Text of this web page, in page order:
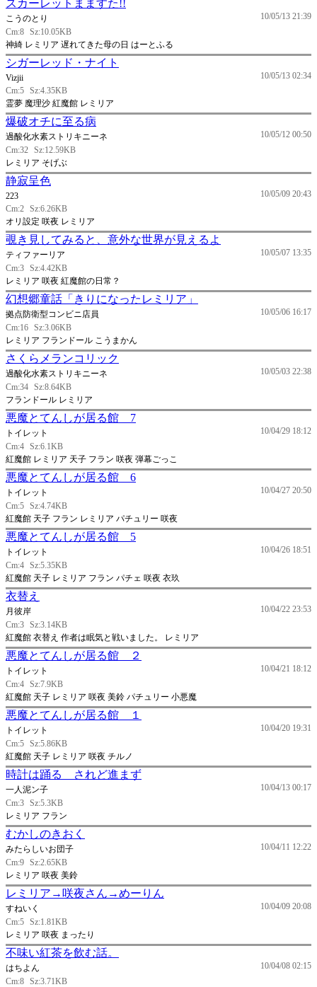
スカーレットまますた!!
10/05/13 21:39
こうのとり
Cm:8 Sz:10.05KB
神綺 レミリア 遅れてきた母の日 はーとふる
シガーレッド・ナイト
10/05/13 02:34
Vizjii
Cm:5 Sz:4.35KB
霊夢 魔理沙 紅魔館 レミリア
爆破オチに至る病
10/05/12 00:50
過酸化水素ストリキニーネ
Cm:32 Sz:12.59KB
レミリア そげぶ
静寂呈色
10/05/09 20:43
223
Cm:2 Sz:6.26KB
オリ設定 咲夜 レミリア
覗き見してみると、意外な世界が見えるよ
10/05/07 13:35
ティファーリア
Cm:3 Sz:4.42KB
レミリア 咲夜 紅魔館の日常？
幻想郷童話「きりになったレミリア」
10/05/06 16:17
拠点防衛型コンビニ店員
Cm:16 Sz:3.06KB
レミリア フランドール こうまかん
さくらメランコリック
10/05/03 22:38
過酸化水素ストリキニーネ
Cm:34 Sz:8.64KB
フランドール レミリア
悪魔とてんしが居る館 7
10/04/29 18:12
トイレット
Cm:4 Sz:6.1KB
紅魔館 レミリア 天子 フラン 咲夜 弾幕ごっこ
悪魔とてんしが居る館 6
10/04/27 20:50
トイレット
Cm:5 Sz:4.74KB
紅魔館 天子 フラン レミリア パチュリー 咲夜
悪魔とてんしが居る館 5
10/04/26 18:51
トイレット
Cm:4 Sz:5.35KB
紅魔館 天子 レミリア フラン パチェ 咲夜 衣玖
衣替え
10/04/22 23:53
月彼岸
Cm:3 Sz:3.14KB
紅魔館 衣替え 作者は眠気と戦いました。 レミリア
悪魔とてんしが居る館 ２
10/04/21 18:12
トイレット
Cm:4 Sz:7.9KB
紅魔館 天子 レミリア 咲夜 美鈴 パチュリー 小悪魔
悪魔とてんしが居る館 １
10/04/20 19:31
トイレット
Cm:5 Sz:5.86KB
紅魔館 天子 レミリア 咲夜 チルノ
時計は踊る されど進まず
10/04/13 00:17
一人泥ン子
Cm:3 Sz:5.3KB
レミリア フラン
むかしのきおく
10/04/11 12:22
みたらしいお団子
Cm:9 Sz:2.65KB
レミリア 咲夜 美鈴
レミリア→咲夜さん→めーりん
10/04/09 20:08
すねいく
Cm:5 Sz:1.81KB
レミリア 咲夜 まったり
不味い紅茶を飲む話。
10/04/08 02:15
はちよん
Cm:8 Sz:3.71KB